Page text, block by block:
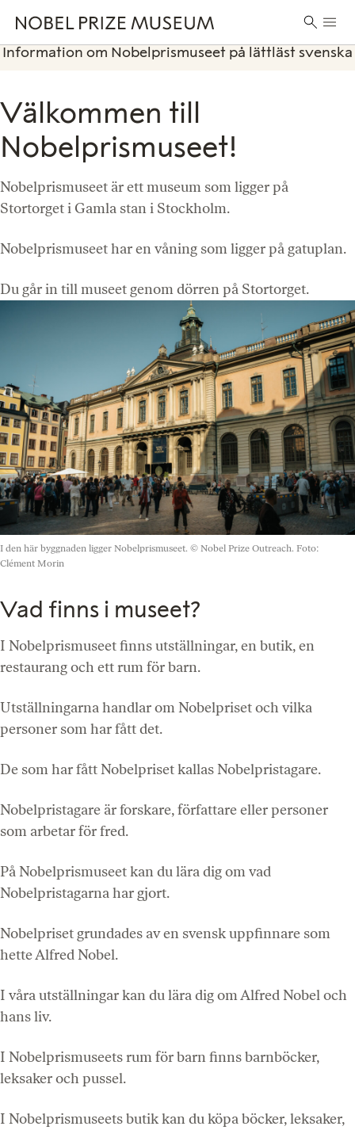
Skip
to
header
Skip
to
main
content
Skip
to
footer
Sök
efter:
Information om Nobelprismuseet på lättläst svenska
Välkommen till
Nobelprismuseet!
Nobelprismuseet är ett museum som ligger på
Stortorget i Gamla stan i Stockholm.
Nobelprismuseet har en våning som ligger på gatuplan.
Du går in till museet genom dörren på Stortorget.
I den här byggnaden ligger Nobelprismuseet. © Nobel Prize Outreach. Foto:
Clément Morin
Vad finns i museet?
I Nobelprismuseet finns utställningar, en butik, en
restaurang och ett rum för barn.
Utställningarna handlar om Nobelpriset och vilka
personer som har fått det.
De som har fått Nobelpriset kallas Nobelpristagare.
Nobelpristagare är forskare, författare eller personer
som arbetar för fred.
På Nobelprismuseet kan du lära dig om vad
Nobelpristagarna har gjort.
Nobelpriset grundades av en svensk uppfinnare som
hette Alfred Nobel.
I våra utställningar kan du lära dig om Alfred Nobel och
hans liv.
I Nobelprismuseets rum för barn finns barnböcker,
leksaker och pussel.
I Nobelprismuseets butik kan du köpa böcker, leksaker,